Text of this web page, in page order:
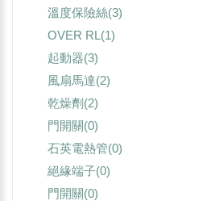
溫度保險絲(3)
OVER RL (1)
起動器(3)
風扇馬達(2)
乾燥劑 (2)
門開關(0)
石英電熱管(0)
絕緣端子(0)
門開關(0)